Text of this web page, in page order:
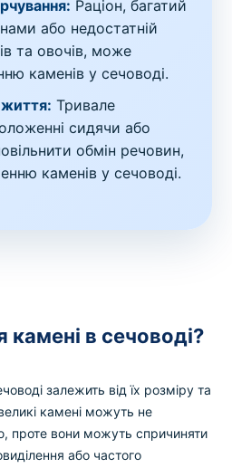
Раціон, багатий
або недостатній
та овочів, може
каменів у сечоводі.
Тривале
сидячи або
обмін речовин,
каменів у сечоводі.
камені в сечоводі?
залежить від їх розміру та
камені можуть не
проте вони можуть спричиняти
або частого